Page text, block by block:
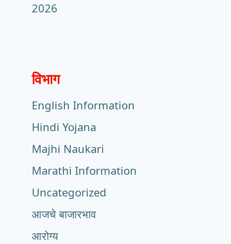
2026
विभाग
English Information
Hindi Yojana
Majhi Naukari
Marathi Information
Uncategorized
आजचे बाजारभाव
आरोग्य